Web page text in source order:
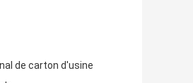
de carton d'usine